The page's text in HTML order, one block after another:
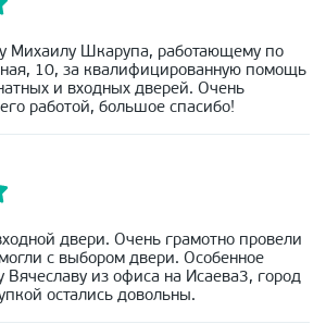
Михаилу Шкарупа, работающему по
10, за квалифицированную помощь
и входных дверей. Очень
работой, большое спасибо!
двери. Очень грамотно провели
с выбором двери. Особенное
Вячеславу из офиса на Исаева3, город
остались довольны.